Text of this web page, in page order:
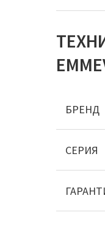
БРЕНД
СЕРИЯ